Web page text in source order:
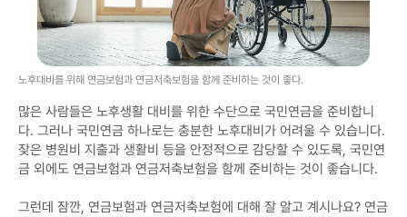
노후대비를 위해 연금보험과 연금저축보험을 함께 준비하는 것이 좋다.
많은 사람들은 노후생활 대비를 위한 수단으로 국민연금을 준비합니
다. 그러나 국민연금 하나로는 충분한 노후대비가 어려울 수 있습니다.
잦은 병원비 지출과 생활비 등을 안정적으로 감당할 수 있도록, 국민연
금 외에도 연금보험과 연금저축보험을 함께 준비하는 것이 좋습니다.
그런데 잠깐, 연금보험과 연금저축보험에 대해 잘 알고 계시나요? 연금